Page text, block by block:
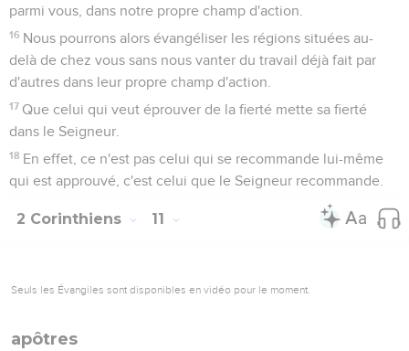
parmi vous, dans notre propre champ d'action.
16 Nous pourrons alors évangéliser les régions situées au-
delà de chez vous sans nous vanter du travail déjà fait par
d'autres dans leur propre champ d'action.
17 Que celui qui veut éprouver de la fierté mette sa fierté
dans le Seigneur.
18 En effet, ce n'est pas celui qui se recommande lui-même
qui est approuvé, c'est celui que le Seigneur recommande.
2 Corinthiens 11
Seuls les Évangiles sont disponibles en vidéo pour le moment.
apôtres